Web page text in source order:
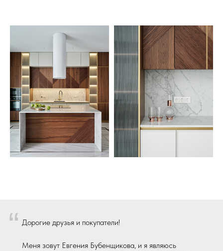
“ Дорогие друзья и покупатели!
Меня зовут Евгения Бубенщикова, и я являюсь